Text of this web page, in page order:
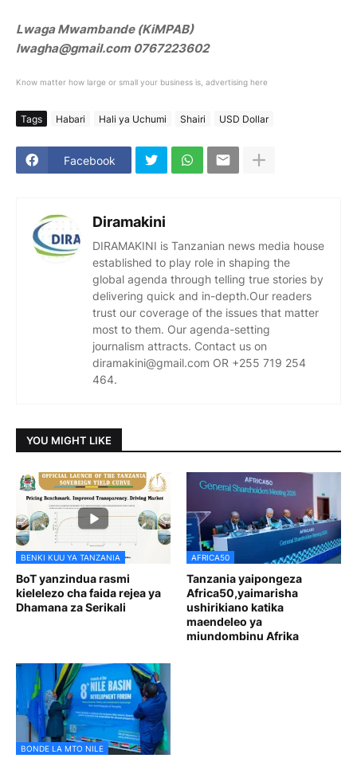
Lwaga Mwambande (KiMPAB)
lwagha@gmail.com 0767223602
Know matter how large or small your business is, advertising here
Tags Habari Hali ya Uchumi Shairi USD Dollar
Facebook
Diramakini
DIRAMAKINI is Tanzanian news media house
established to play role in shaping the
global agenda through telling true stories by
delivering quick and in-depth.Our readers
trust our coverage of the issues that matter
most to them. Our agenda-setting
journalism attracts. Contact us on
diramakini@gmail.com OR +255 719 254
464.
YOU MIGHT LIKE
BENKI KUU YA TANZANIA
BoT yanzindua rasmi
kielelezo cha faida rejea ya
Dhamana za Serikali
AFRICA50
Tanzania yaipongeza
Africa50,yaimarisha
ushirikiano katika
maendeleo ya
miundombinu Afrika
BONDE LA MTO NILE